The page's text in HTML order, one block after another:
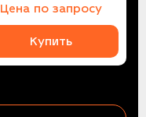
Цена по запросу
Купить